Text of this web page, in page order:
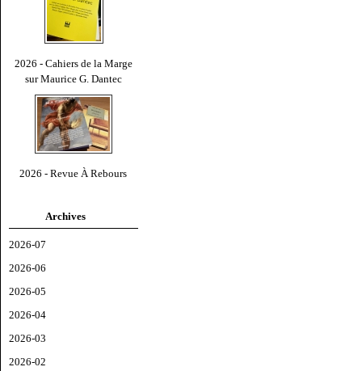
2026 - Cahiers de la Marge
sur Maurice G. Dantec
2026 - Revue À Rebours
Archives
2026-07
2026-06
2026-05
2026-04
2026-03
2026-02